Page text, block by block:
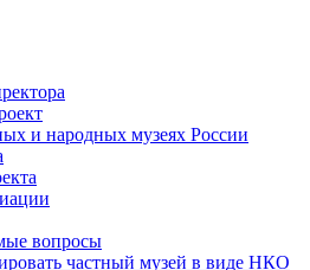
и народных музеях России
вопросы
частный музей в виде НКО